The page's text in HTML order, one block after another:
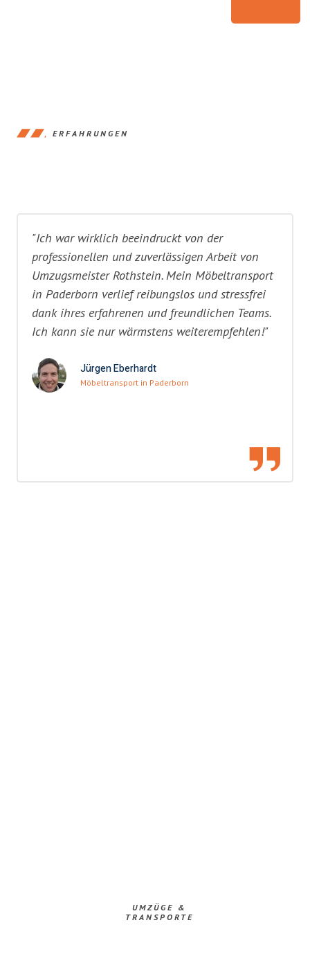
ERFAHRUNGEN
"Ich war wirklich beeindruckt von der
professionellen und zuverlässigen Arbeit von
Umzugsmeister Rothstein. Mein Möbeltransport
in Paderborn verlief reibungslos und stressfrei
dank ihres erfahrenen und freundlichen Teams.
Ich kann sie nur wärmstens weiterempfehlen!"
Jürgen Eberhardt
Möbeltransport in Paderborn
UMZÜGE &
TRANSPORTE